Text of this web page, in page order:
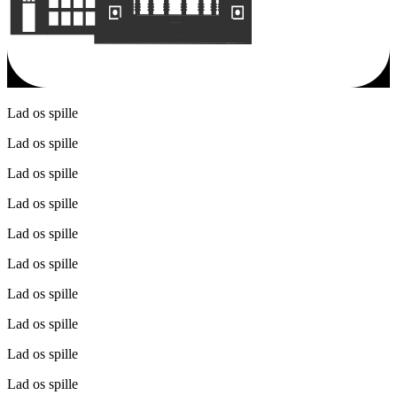
Lad os spille
Lad os spille
Lad os spille
Lad os spille
Lad os spille
Lad os spille
Lad os spille
Lad os spille
Lad os spille
Lad os spille